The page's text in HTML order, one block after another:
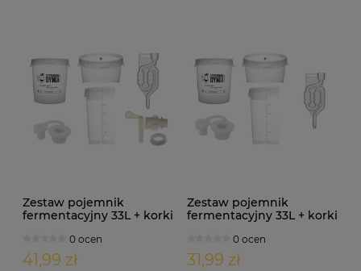
Zestaw pojemnik
fermentacyjny 33L + korki
0 ocen
41,99 zł
Zestaw pojemnik
fermentacyjny 33L + korki
0 ocen
31,99 zł